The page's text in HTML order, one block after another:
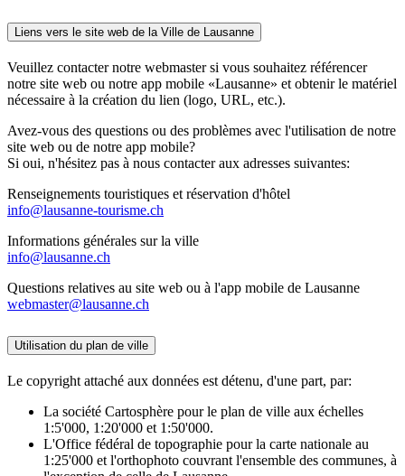
Liens vers le site web de la Ville de Lausanne
Veuillez contacter notre webmaster si vous souhaitez référencer
notre site web ou notre app mobile «Lausanne» et obtenir le matériel
nécessaire à la création du lien (logo, URL, etc.).
Avez-vous des questions ou des problèmes avec l'utilisation de notre
site web ou de notre app mobile?
Si oui, n'hésitez pas à nous contacter aux adresses suivantes:
Renseignements touristiques et réservation d'hôtel
info@lausanne-tourisme.ch
Informations générales sur la ville
info@lausanne.ch
Questions relatives au site web ou à l'app mobile de Lausanne
webmaster@lausanne.ch
Utilisation du plan de ville
Le copyright attaché aux données est détenu, d'une part, par:
La société Cartosphère pour le plan de ville aux échelles
1:5'000, 1:20'000 et 1:50'000.
L'Office fédéral de topographie pour la carte nationale au
1:25'000 et l'orthophoto couvrant l'ensemble des communes, à